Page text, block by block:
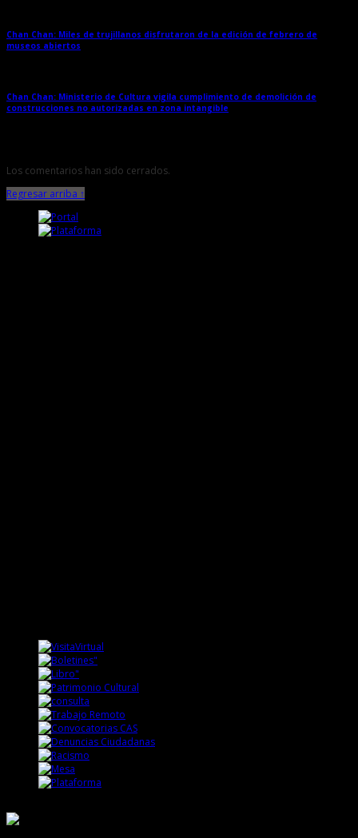
Chan Chan: Miles de trujillanos disfrutaron de la edición de febrero de
museos abiertos
Chan Chan: Ministerio de Cultura vigila cumplimiento de demolición de
construcciones no autorizadas en zona intangible
Los comentarios han sido cerrados.
Regresar arriba ↑